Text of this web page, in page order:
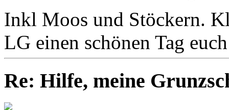
Inkl Moos und Stöckern.
LG einen schönen Tag
Re: Hilfe, meine